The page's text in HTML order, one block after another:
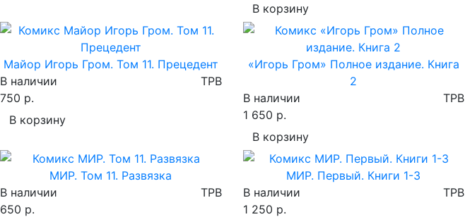
В корзину
Майор Игорь Гром. Том 11. Прецедент
В наличии
TPB
750 р.
В корзину
«Игорь Гром» Полное издание. Книга
2
В наличии
TPB
1 650 р.
В корзину
МИР. Том 11. Развязка
В наличии
TPB
650 р.
МИР. Первый. Книги 1-3
В наличии
TPB
1 250 р.